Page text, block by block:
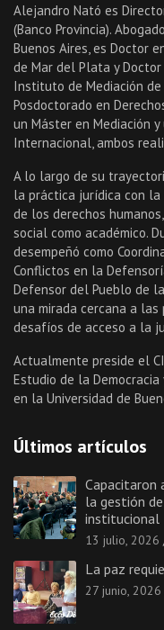
Alejandro Nató es
(Banco Provincia).
Buenos Aires, es Doctor
de Mar del Plata y
Instituto de Mediación de
Posdoctorado en
un Máster en Mediación
Internacional, ambos
A lo largo de su
la práctica jurídica con
de los derechos
social como académico.
desempeñó como
Conflictos en la
Defensor del Pueblo de
una mirada cercana a
desafíos de acceso a la
Actualmente preside el
Estudio de la
en la Universidad de
Últimos artículos
Capacitaron
la gestión
institucional
13 julio, 2026
La paz
27 junio, 2026